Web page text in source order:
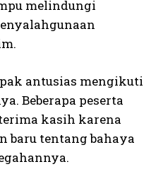
melindungi
antusias mengikuti
Beberapa peserta
kasih karena
baru tentang bahaya